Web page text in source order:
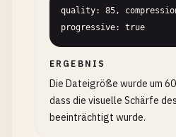
quality: 85,
progressive: true
ERGEBNIS
Die Dateigröße wurde um
dass die visuelle Schärfe
beeinträchtigt wurde.